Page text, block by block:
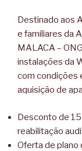
Destinado aos
e familiares da
MALACA –
instalações da
com condições
aquisição de
Desconto de
reabilitação
Oferta de plano